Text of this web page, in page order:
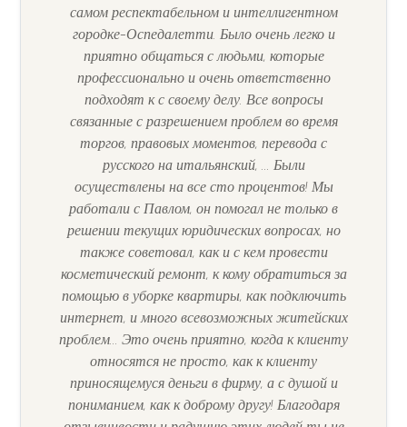
самом респектабельном и интеллигентном
городке-Оспедалетти. Было очень легко и
приятно общаться с людьми, которые
профессионально и очень ответственно
подходят к с своему делу. Все вопросы
связанные с разрешением проблем во время
торгов, правовых моментов, перевода с
русского на итальянский, ... Были
осуществлены на все сто процентов! Мы
работали с Павлом, он помогал не только в
решении текущих юридических вопросах, но
также советовал, как и с кем провести
косметический ремонт, к кому обратиться за
помощью в уборке квартиры, как подключить
интернет, и много всевозможных житейских
проблем... Это очень приятно, когда к клиенту
относятся не просто, как к клиенту
приносящемуся деньги в фирму, а с душой и
пониманием, как к доброму другу! Благодаря
Балкон/терраса
Вид на море